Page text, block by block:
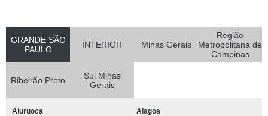
GRANDE SÃO
PAULO
INTERIOR Minas Gerais
Região
Metropolitana de
Campinas
Ribeirão Preto
Sul Minas
Gerais
Aiuruoca Alagoa